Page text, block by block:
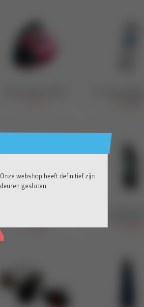
Onze webshop heeft definitief zijn
deuren gesloten